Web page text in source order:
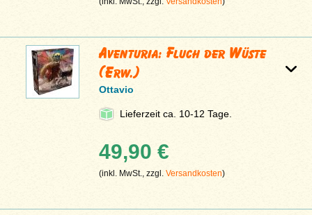
Aventuria: Fluch der Wüste
(Erw.)
Ottavio
Lieferzeit ca. 10-12 Tage.
49,90 €
(inkl. MwSt., zzgl.Versandkosten)